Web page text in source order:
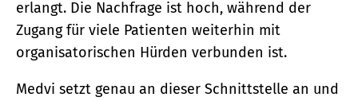
erlangt. Die Nachfrage ist hoch, während der
Zugang für viele Patienten weiterhin mit
organisatorischen Hürden verbunden ist.
Medvi setzt genau an dieser Schnittstelle an und